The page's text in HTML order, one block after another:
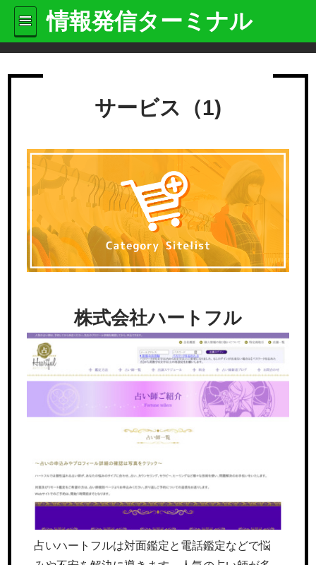
情報発信ターミナル
サービス（1)
株式会社ハートフル
占いハートフルは対面鑑定と電話鑑定などで悩